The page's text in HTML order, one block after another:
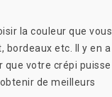
la couleur que vous
bordeaux etc. Il y en a
que votre crépi puisse
de meilleurs